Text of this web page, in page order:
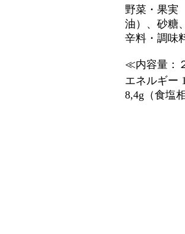
野菜・果実
油）、砂糖
辛料・調味
≪内容量：
エネルギー
8,4g（食塩